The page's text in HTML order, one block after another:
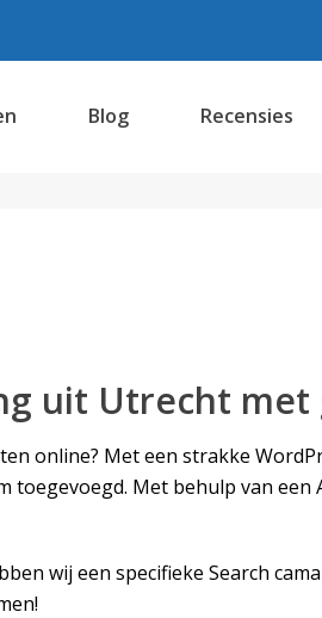
Blog Recensies
uit Utrecht
online? Met een strakke
toegevoegd. Met behulp van
wij een specifieke Search